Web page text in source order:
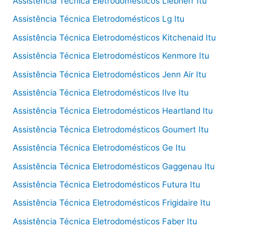
Assistência Técnica Eletrodomésticos Lg Itu
Assistência Técnica Eletrodomésticos Kitchenaid Itu
Assistência Técnica Eletrodomésticos Kenmore Itu
Assistência Técnica Eletrodomésticos Jenn Air Itu
Assistência Técnica Eletrodomésticos Ilve Itu
Assistência Técnica Eletrodomésticos Heartland Itu
Assistência Técnica Eletrodomésticos Goumert Itu
Assistência Técnica Eletrodomésticos Ge Itu
Assistência Técnica Eletrodomésticos Gaggenau Itu
Assistência Técnica Eletrodomésticos Futura Itu
Assistência Técnica Eletrodomésticos Frigidaire Itu
Assistência Técnica Eletrodomésticos Faber Itu